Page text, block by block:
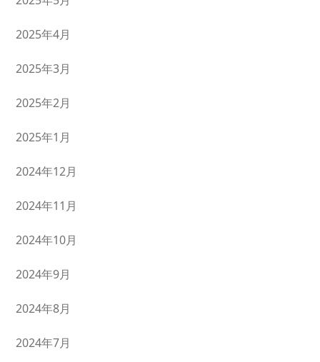
2025年4月
2025年3月
2025年2月
2025年1月
2024年12月
2024年11月
2024年10月
2024年9月
2024年8月
2024年7月